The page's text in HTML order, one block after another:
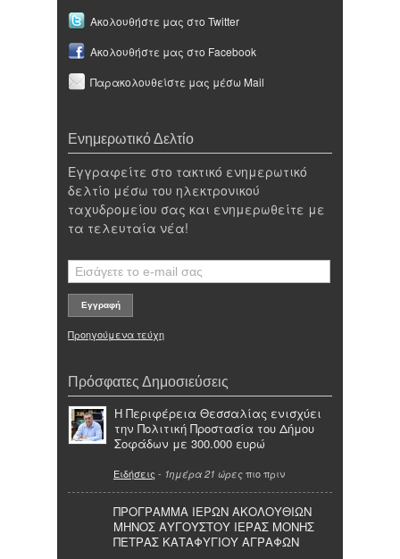
Ακολουθήστε μας στο Twitter
Ακολουθήστε μας στο Facebook
Παρακολουθείστε μας μέσω Mail
Ενημερωτικό Δελτίο
Εγγραφείτε στο τακτικό ενημερωτικό
δελτίο μέσω του ηλεκτρονικού
ταχυδρομείου σας και ενημερωθείτε με
τα τελευταία νέα!
Προηγούμενα τεύχη
Πρόσφατες Δημοσιεύσεις
Η Περιφέρεια Θεσσαλίας ενισχύει
την Πολιτική Προστασία του Δήμου
Σοφάδων με 300.000 ευρώ
Ειδήσεις - 1ημέρα 21 ώρες πιο πριν
ΠΡΟΓΡΑΜΜΑ ΙΕΡΩΝ ΑΚΟΛΟΥΘΙΩΝ
ΜΗΝΟΣ ΑΥΓΟΥΣΤΟΥ ΙΕΡΑΣ ΜΟΝΗΣ
ΠΕΤΡΑΣ ΚΑΤΑΦΥΓΙΟΥ ΑΓΡΑΦΩΝ